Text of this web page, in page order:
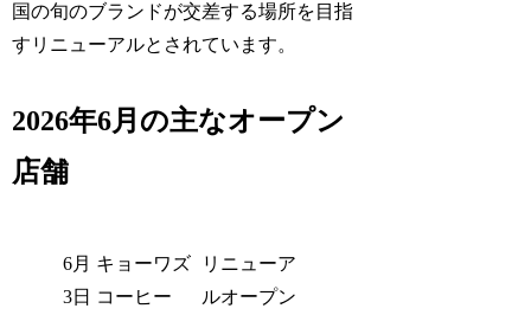
国の旬のブランドが交差する場所を目指
すリニューアルとされています。
2026年6月の主なオープン
店舗
6月
3日
キョーワズ
コーヒー
リニューア
ルオープン